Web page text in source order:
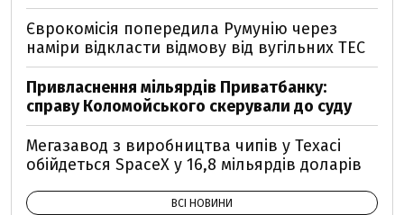
Єврокомісія попередила Румунію через
наміри відкласти відмову від вугільних ТЕС
Привласнення мільярдів Приватбанку:
справу Коломойського скерували до суду
Мегазавод з виробництва чипів у Техасі
обійдеться SpaceX у 16,8 мільярдів доларів
ВСІ НОВИНИ